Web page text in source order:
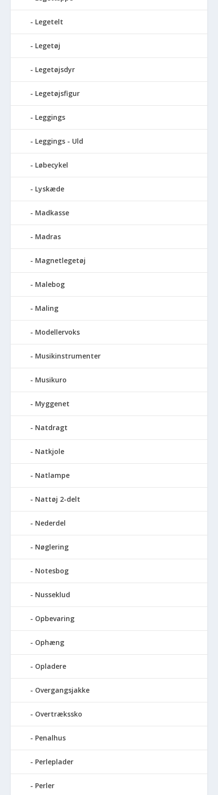
Legetelt
Legetøj
Legetøjsdyr
Legetøjsfigur
Leggings
Leggings - Uld
Løbecykel
Lyskæde
Madkasse
Madras
Magnetlegetøj
Malebog
Maling
Modellervoks
Musikinstrumenter
Musikuro
Myggenet
Natdragt
Natkjole
Natlampe
Nattøj 2-delt
Nederdel
Nøglering
Notesbog
Nusseklud
Opbevaring
Ophæng
Opladere
Overgangsjakke
Overtrækssko
Penalhus
Perleplader
Perler